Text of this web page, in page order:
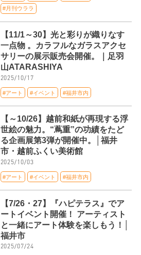
#月刊ウララ
【11/1～30】光と彩りが織りなす
一点物 。カラフルなガラスアクセ
サリーの展示販売会開催。｜足羽
山ATARASHIYA
2025/10/17
#アート #イベント #福井市内
【～10/26】越前和紙が再現する浮
世絵の魅力。“蔦重”の功績をたど
る企画展第3弾が開催中。│福井
市・越前ふくい美術館
2025/10/03
#アート #イベント #福井市内
【7/26・27】『ハピテラス』でア
ートイベント開催！ アーティスト
と一緒にアート体験を楽しもう！│
福井市
2025/07/24